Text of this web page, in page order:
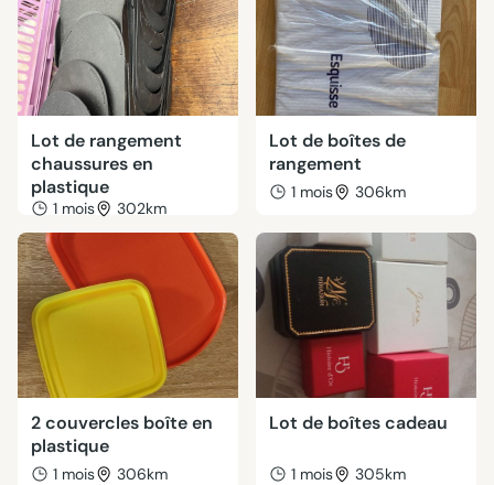
Lot de rangement
chaussures en
plastique
1 mois 302km
Lot de boîtes de
rangement
1 mois 306km
2 couvercles boîte en
plastique
1 mois 306km
Lot de boîtes cadeau
1 mois 305km